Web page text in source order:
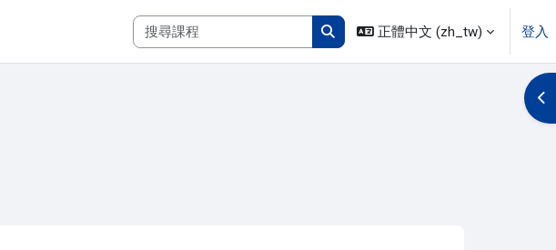
搜尋課程
搜尋課程
正體中文 ‎(zh_tw)‎ 登入
開